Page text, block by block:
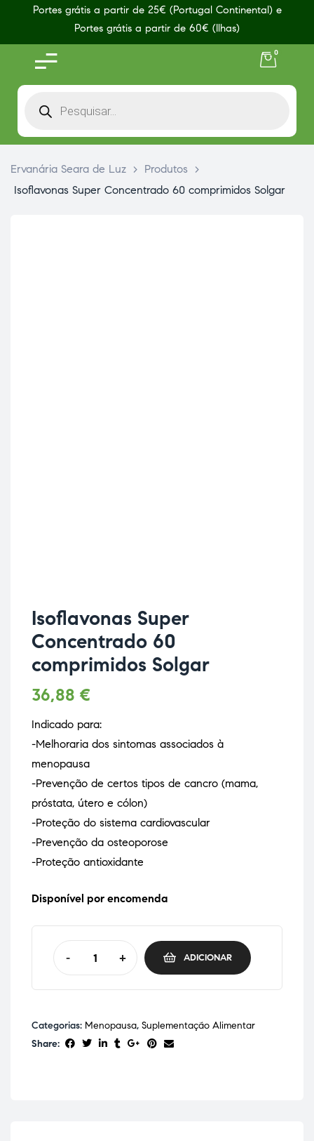
Portes grátis a partir de 25€ (Portugal Continental) e
Portes grátis a partir de 60€ (Ilhas)
0
Ervanária Seara de Luz > Produtos
>
Isoflavonas Super Concentrado 60 comprimidos Solgar
Isoflavonas Super
Concentrado 60
comprimidos Solgar
36,88 €
Indicado para:
-Melhoraria dos sintomas associados à
menopausa
-Prevenção de certos tipos de cancro (mama,
próstata, útero e cólon)
-Proteção do sistema cardiovascular
-Prevenção da osteoporose
-Proteção antioxidante
Disponível por encomenda
- + ADICIONAR
Categorias: Menopausa, Suplementação Alimentar
Share: